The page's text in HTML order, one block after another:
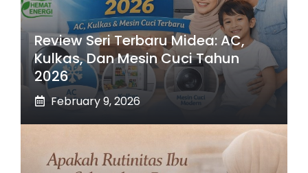
Review Seri Terbaru Midea: AC,
Kulkas, Dan Mesin Cuci Tahun
2026
February 9, 2026